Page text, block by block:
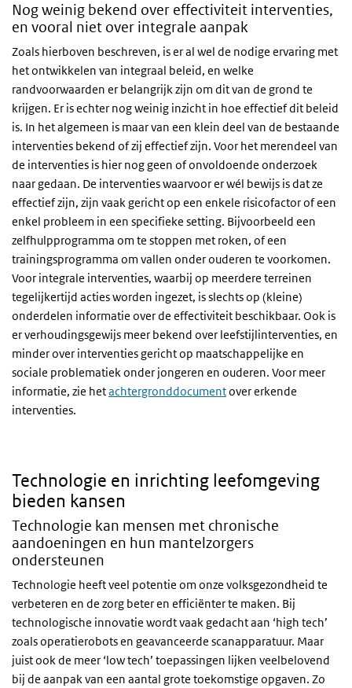
Nog weinig bekend over effectiviteit interventies,
en vooral niet over integrale aanpak
Zoals hierboven beschreven, is er al wel de nodige ervaring met
het ontwikkelen van integraal beleid, en welke
randvoorwaarden er belangrijk zijn om dit van de grond te
krijgen. Er is echter nog weinig inzicht in hoe effectief dit beleid
is. In het algemeen is maar van een klein deel van de bestaande
interventies bekend of zij effectief zijn. Voor het merendeel van
de interventies is hier nog geen of onvoldoende onderzoek
naar gedaan. De interventies waarvoor er wél bewijs is dat ze
effectief zijn, zijn vaak gericht op een enkele risicofactor of een
enkel probleem in een specifieke setting. Bijvoorbeeld een
zelfhulpprogramma om te stoppen met roken, of een
trainingsprogramma om vallen onder ouderen te voorkomen.
Voor integrale interventies, waarbij op meerdere terreinen
tegelijkertijd acties worden ingezet, is slechts op (kleine)
onderdelen informatie over de effectiviteit beschikbaar. Ook is
er verhoudingsgewijs meer bekend over leefstijlinterventies, en
minder over interventies gericht op maatschappelijke en
sociale problematiek onder jongeren en ouderen. Voor meer
informatie, zie hetachtergronddocumentover erkende
interventies.
Technologie en inrichting leefomgeving
bieden kansen
Technologie kan mensen met chronische
aandoeningen en hun mantelzorgers
ondersteunen
Technologie heeft veel potentie om onze volksgezondheid te
verbeteren en de zorg beter en efficiënter te maken. Bij
technologische innovatie wordt vaak gedacht aan ‘high tech’
zoals operatierobots en geavanceerde scanapparatuur. Maar
juist ook de meer ‘low tech’ toepassingen lijken veelbelovend
bij de aanpak van een aantal grote toekomstige opgaven. Zo